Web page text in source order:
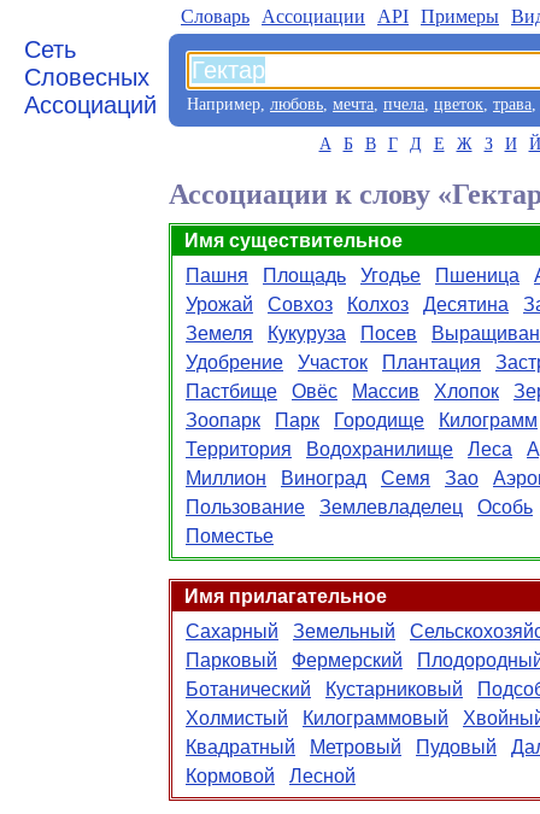
Сеть
Словесных
Ассоциаций
Словарь Aссоциации API Примеры
Например, любовь, мечта, пчела, цветок, трава,
А Б В Г Д Е Ж З И Й
Ассоциации к слову
Имя существительное
Пашня
Площадь Угодье Пшеница
Урожай
Совхоз Колхоз Десятина
Земеля
Кукуруза Посев
Удобрение
Участок Плантация
Пастбище
Овёс Массив Хлопок
Зоопарк
Парк Городище
Килограмм
Территория
Водохранилище Леса
Миллион
Виноград Семя Зао
Пользование
Землевладелец
Особь
Поместье
Имя прилагательное
Сахарный
Земельный
Парковый
Фермерский
Ботанический
Кустарниковый
Холмистый
Килограммовый
Квадратный
Метровый Пудовый
Кормовой
Лесной